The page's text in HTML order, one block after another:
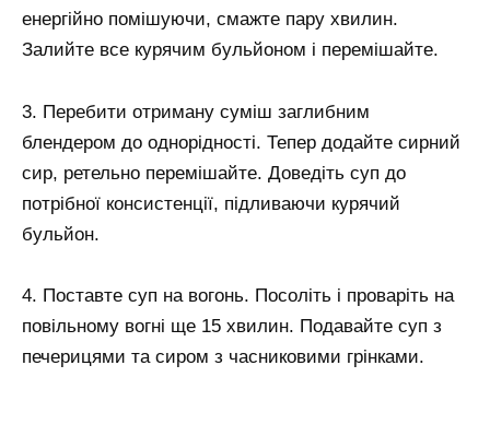
енергійно помішуючи, смажте пару хвилин.
Залийте все курячим бульйоном і перемішайте.
3. Перебити отриману суміш заглибним
блендером до однорідності. Тепер додайте сирний
сир, ретельно перемішайте. Доведіть суп до
потрібної консистенції, підливаючи курячий
бульйон.
4. Поставте суп на вогонь. Посоліть і проваріть на
повільному вогні ще 15 хвилин. Подавайте суп з
печерицями та сиром з часниковими грінками.